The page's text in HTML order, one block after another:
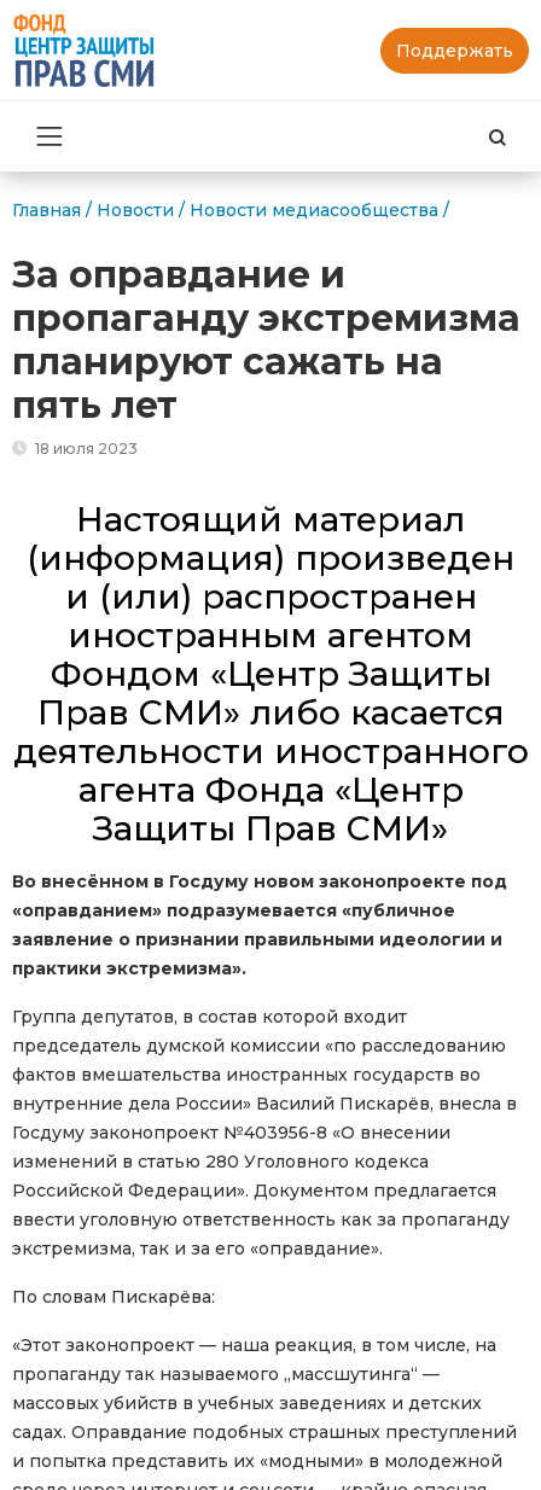
Поддержать
Главная / Новости / Новости медиасообщества /
За оправдание и
пропаганду экстремизма
планируют сажать на
пять лет
18 июля 2023
Настоящий материал
(информация) произведен
и (или) распространен
иностранным агентом
Фондом «Центр Защиты
Прав СМИ» либо касается
деятельности иностранного
агента Фонда «Центр
Защиты Прав СМИ»
Во внесённом в Госдуму новом законопроекте под
«оправданием» подразумевается «публичное
заявление о признании правильными идеологии и
практики экстремизма».
Группа депутатов, в состав которой входит
председатель думской комиссии «по расследованию
фактов вмешательства иностранных государств во
внутренние дела России» Василий Пискарёв, внесла в
Госдуму законопроект №403956-8 «О внесении
изменений в статью 280 Уголовного кодекса
Российской Федерации». Документом предлагается
ввести уголовную ответственность как за пропаганду
экстремизма, так и за его «оправдание».
По словам Пискарёва:
«Этот законопроект — наша реакция, в том числе, на
пропаганду так называемого „массшутинга“ —
массовых убийств в учебных заведениях и детских
садах. Оправдание подобных страшных преступлений
и попытка представить их «модными» в молодежной